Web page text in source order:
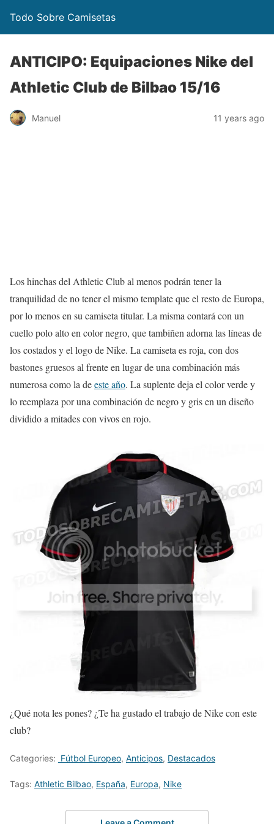
Todo Sobre Camisetas
ANTICIPO: Equipaciones Nike del
Athletic Club de Bilbao 15/16
Manuel 11 years ago
Los hinchas del Athletic Club al menos podrán tener la
tranquilidad de no tener el mismo template que el resto de Europa,
por lo menos en su camiseta titular. La misma contará con un
cuello polo alto en color negro, que tambiñen adorna las líneas de
los costados y el logo de Nike. La camiseta es roja, con dos
bastones gruesos al frente en lugar de una combinación más
numerosa como la deeste año. La suplente deja el color verde y
lo reemplaza por una combinación de negro y gris en un diseño
dividido a mitades con vivos en rojo.
¿Qué nota les pones? ¿Te ha gustado el trabajo de Nike con este
club?
Categories: Fútbol Europeo, Anticipos, Destacados
Tags: Athletic Bilbao, España, Europa, Nike